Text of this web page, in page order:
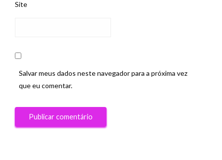
Site
Salvar meus dados neste navegador para a próxima vez
que eu comentar.